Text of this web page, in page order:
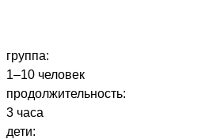
группа:
1–10 человек
продолжительность:
3 часа
дети: